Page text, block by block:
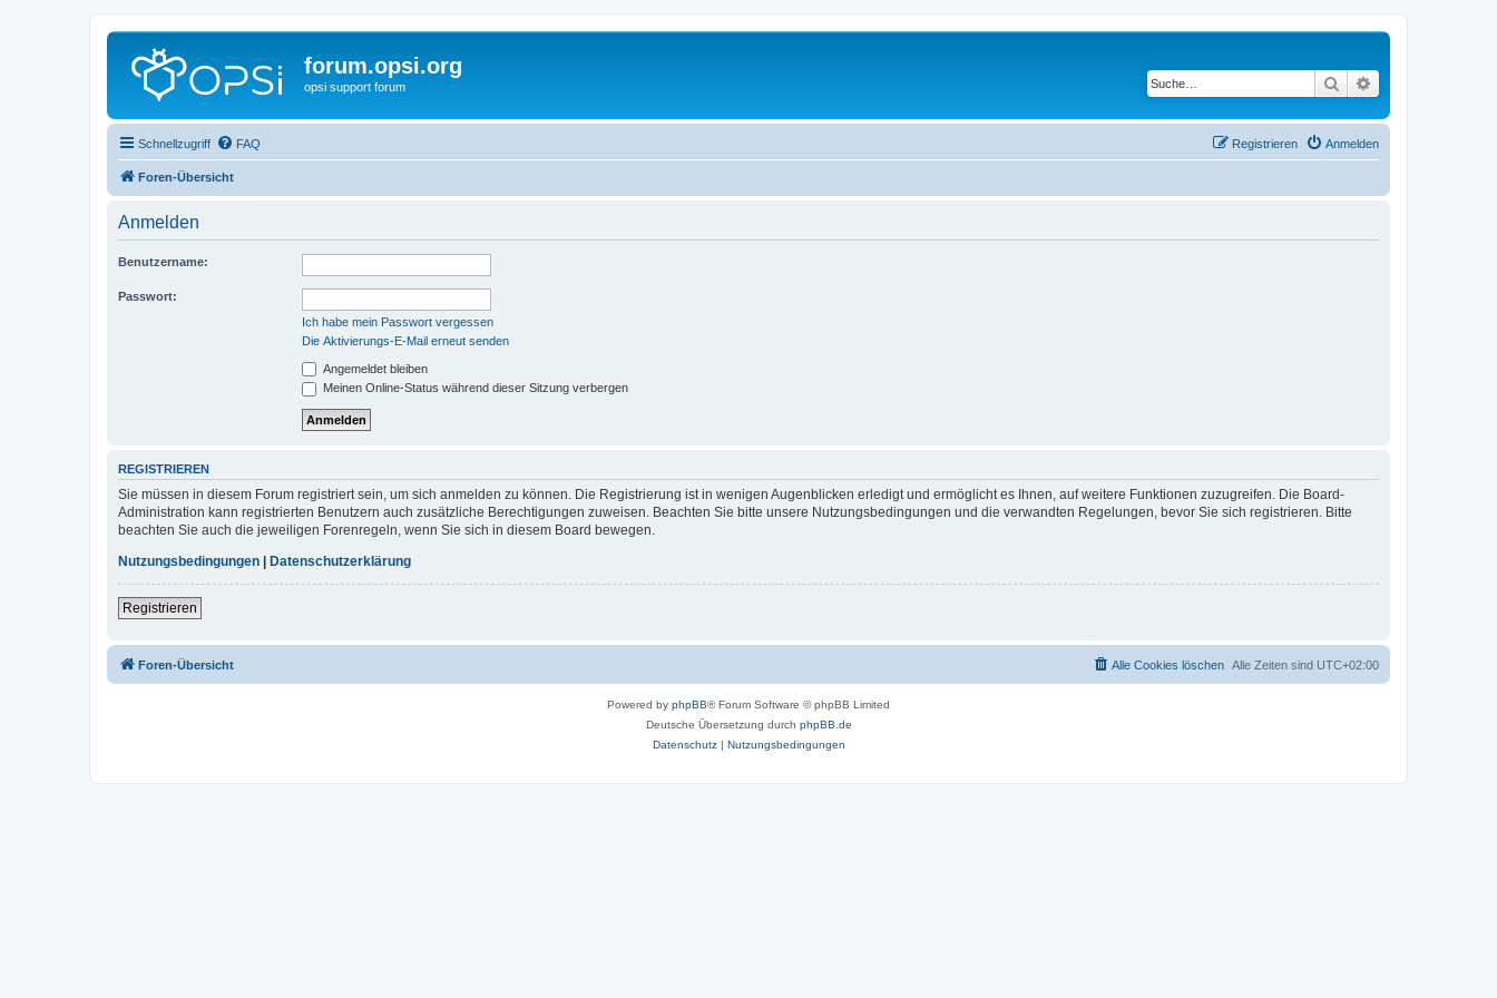
forum.opsi.org
opsi support forum Suche
Schnellzugriff FAQ Anmelden
Registrieren
Foren-Übersicht
Anmelden
Benutzername:
Passwort:
Ich habe mein Passwort vergessen
Die Aktivierungs-E-Mail erneut senden
Angemeldet bleiben
Meinen Online-Status während dieser Sitzung verbergen
REGISTRIEREN
Sie müssen in diesem Forum registriert sein, um sich anmelden zu können. Die Registrierung ist in wenigen Augenblicken erledigt und ermöglicht es Ihnen, auf weitere Funktionen zuzugreifen. Die Board-
Administration kann registrierten Benutzern auch zusätzliche Berechtigungen zuweisen. Beachten Sie bitte unsere Nutzungsbedingungen und die verwandten Regelungen, bevor Sie sich registrieren. Bitte
beachten Sie auch die jeweiligen Forenregeln, wenn Sie sich in diesem Board bewegen.
Nutzungsbedingungen
Datenschutzerklärung
Registrieren
Foren-Übersicht Alle Zeiten sind UTC+02:00
Alle Cookies löschen
Powered by phpBB® Forum Software © phpBB Limited
Deutsche Übersetzung durch phpBB.de
Datenschutz| Nutzungsbedingungen